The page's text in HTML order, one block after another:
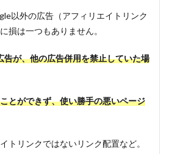
以外の広告（アフィリエイトリンク
損は一つもありません。
が、他の広告併用を禁止していた場
とができず、使い勝手の悪いページ
トリンクではないリンク配置など。